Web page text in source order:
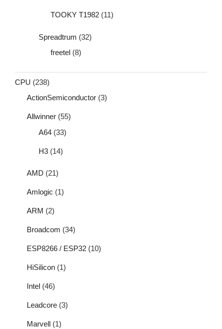
TOOKY T1982 (11)
Spreadtrum (32)
freetel (8)
CPU (238)
ActionSemiconductor (3)
Allwinner (55)
A64 (33)
H3 (14)
AMD (21)
Amlogic (1)
ARM (2)
Broadcom (34)
ESP8266 / ESP32 (10)
HiSilicon (1)
Intel (46)
Leadcore (3)
Marvell (1)